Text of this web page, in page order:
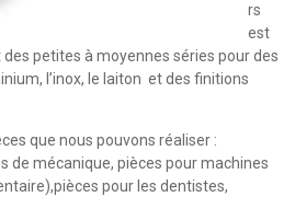
rs
est
petites à moyennes séries pour des
l’inox, le laiton et des finitions
que nous pouvons réaliser :
de mécanique, pièces pour machines
pour les dentistes,